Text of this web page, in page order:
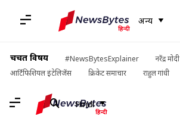
अन्य
चर्चित विषय #NewsBytesExplainer
नरेंद्र मोदी
आर्टिफिशियल इंटेलिजेंस
क्रिकेट समाचार राहुल गांधी
Hindi